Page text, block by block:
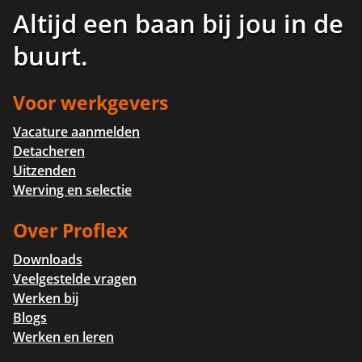
Altijd een baan bij jou in de
buurt.
Voor werkgevers
Vacature aanmelden
Detacheren
Uitzenden
Werving en selectie
Over Proflex
Downloads
Veelgestelde vragen
Werken bij
Blogs
Werken en leren